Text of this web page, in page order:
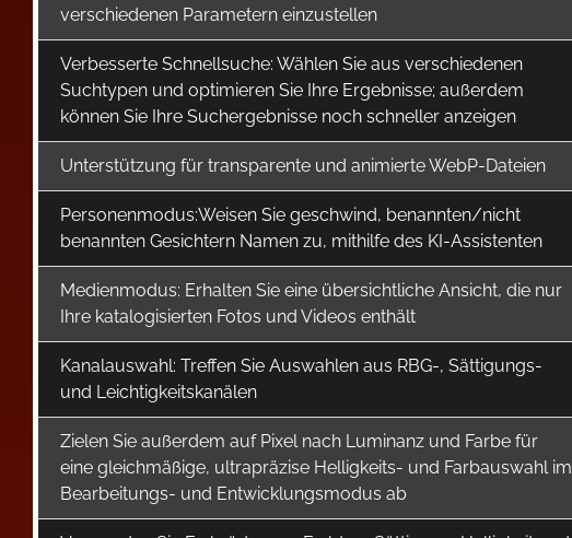
verschiedenen Parametern einzustellen
Verbesserte Schnellsuche: Wählen Sie aus verschiedenen
Suchtypen und optimieren Sie Ihre Ergebnisse; außerdem
können Sie Ihre Suchergebnisse noch schneller anzeigen
Unterstützung für transparente und animierte WebP-Dateien
Personenmodus:Weisen Sie geschwind, benannten/nicht
benannten Gesichtern Namen zu, mithilfe des KI-Assistenten
Medienmodus: Erhalten Sie eine übersichtliche Ansicht, die nur
Ihre katalogisierten Fotos und Videos enthält
Kanalauswahl: Treffen Sie Auswahlen aus RBG-, Sättigungs-
und Leichtigkeitskanälen
Zielen Sie außerdem auf Pixel nach Luminanz und Farbe für
eine gleichmäßige, ultrapräzise Helligkeits- und Farbauswahl im
Bearbeitungs- und Entwicklungsmodus ab